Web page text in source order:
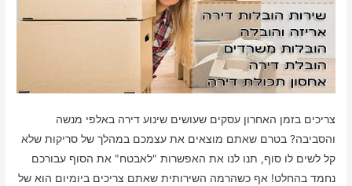
צריכים בזמן האחרון עסקים שעושים שינוע דירה באלפי מנשה
והסביבה? בטרם שאתם מוצאים את עצמכם במהלך של סריקות שלא
קל לשים לו סוף, תנו לנו את האפשרות "לאבטח" את הסוף עבורכם
נחמד בהחלט! אף כשהרמה השירותית שאתם צריכים ביומיום הוא של